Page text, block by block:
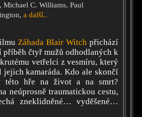
Michael C. Williams, Paul
a další..
Záhada Blair Witch přichází
příběh čtyř mužů odhodlaných k
vetřelci z vesmíru, který
jejich kamaráda. Kdo ale skončí
této hře na život a na smrt?
neúprosně traumatickou cestu,
zneklidněné… vyděšené…